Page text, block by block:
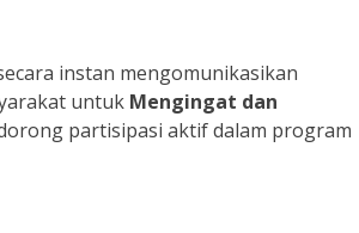
instan mengomunikasikan
untuk Mengingat dan
partisipasi aktif dalam program